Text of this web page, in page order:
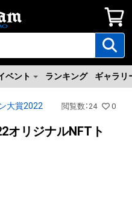
ベント ランキング ギャラリ
大賞2022 閲覧数 ：24 0
オリジナルNFTト